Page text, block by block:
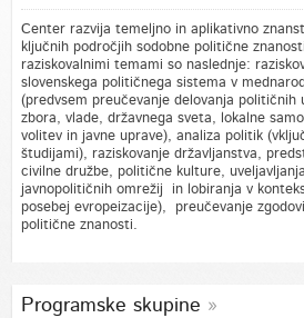
Center razvija temeljno in aplikativno
ključnih področjih sodobne politične
raziskovalnimi temami so naslednje:
slovenskega političnega sistema v
(predvsem preučevanje delovanja političnih
zbora, vlade, državnega sveta, lokalne
volitev in javne uprave), analiza politik
študijami), raziskovanje državljanstva,
civilne družbe, politične kulture,
javnopolitičnih omrežij in lobiranja v
posebej evropeizacije), preučevanje
politične znanosti.
Programske skupine